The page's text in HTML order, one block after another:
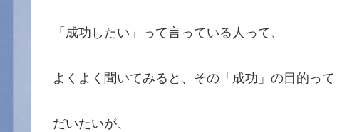
「成功したい」って言っている人って、
よくよく聞いてみると、その「成功」の目的って
だいたいが、